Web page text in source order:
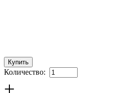
Количество:
+